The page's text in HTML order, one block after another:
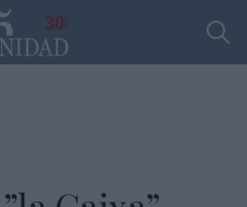
30